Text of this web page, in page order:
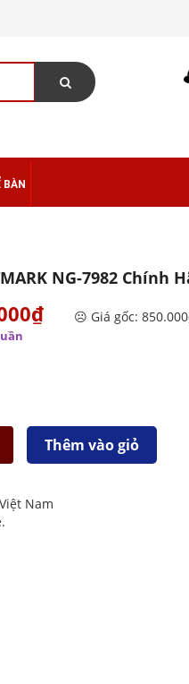
BÀN
NG-7982 Chính
☹️ Giá gốc:
Thêm vào giỏ
Nam